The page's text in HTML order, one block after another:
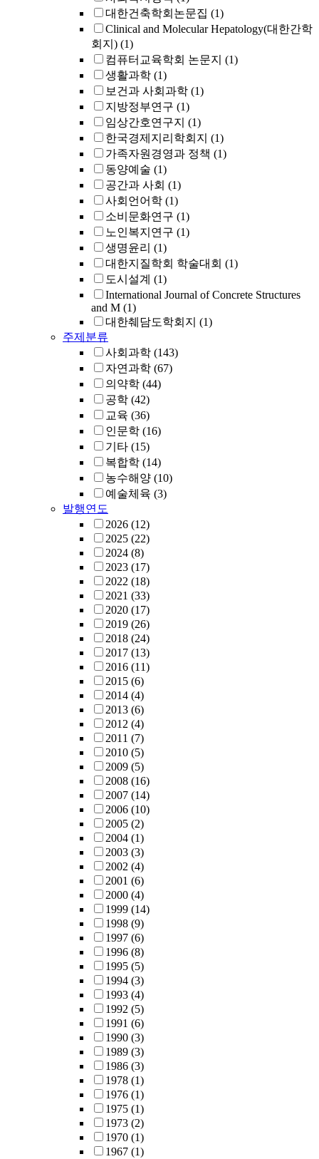
대한건축학회논문집 (1)
Clinical and Molecular Hepatology(대한간학
회지) (1)
컴퓨터교육학회 논문지 (1)
생활과학 (1)
보건과 사회과학 (1)
지방정부연구 (1)
임상간호연구지 (1)
한국경제지리학회지 (1)
가족자원경영과 정책 (1)
동양예술 (1)
공간과 사회 (1)
사회언어학 (1)
소비문화연구 (1)
노인복지연구 (1)
생명윤리 (1)
대한지질학회 학술대회 (1)
도시설계 (1)
International Journal of Concrete Structures
and M (1)
대한췌담도학회지 (1)
주제분류
사회과학 (143)
자연과학 (67)
의약학 (44)
공학 (42)
교육 (36)
인문학 (16)
기타 (15)
복합학 (14)
농수해양 (10)
예술체육 (3)
발행연도
2026 (12)
2025 (22)
2024 (8)
2023 (17)
2022 (18)
2021 (33)
2020 (17)
2019 (26)
2018 (24)
2017 (13)
2016 (11)
2015 (6)
2014 (4)
2013 (6)
2012 (4)
2011 (7)
2010 (5)
2009 (5)
2008 (16)
2007 (14)
2006 (10)
2005 (2)
2004 (1)
2003 (3)
2002 (4)
2001 (6)
2000 (4)
1999 (14)
1998 (9)
1997 (6)
1996 (8)
1995 (5)
1994 (3)
1993 (4)
1992 (5)
1991 (6)
1990 (3)
1989 (3)
1986 (3)
1978 (1)
1976 (1)
1975 (1)
1973 (2)
1970 (1)
1967 (1)